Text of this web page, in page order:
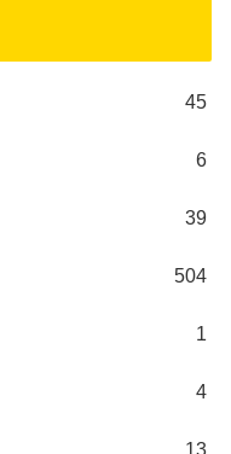
45
6
39
504
1
4
13